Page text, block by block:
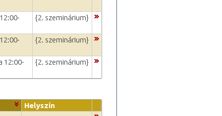
{2. szeminárium}
{2. szeminárium}
12:00-
{2. szeminárium}
Helyszín